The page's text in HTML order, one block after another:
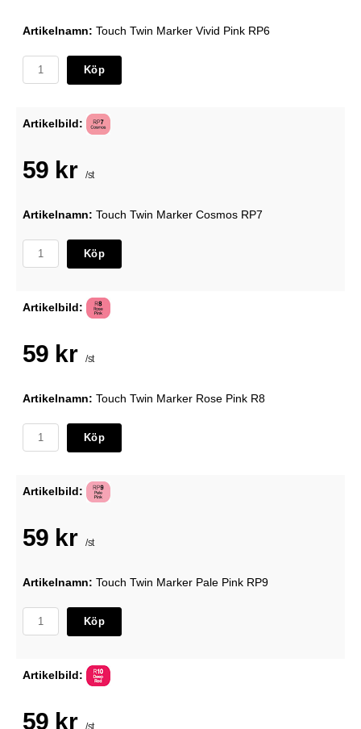
Artikelnamn: Touch Twin Marker Vivid Pink RP6
Köp
Artikelbild:
59 kr /st
Artikelnamn: Touch Twin Marker Cosmos RP7
Köp
Artikelbild:
59 kr /st
Artikelnamn: Touch Twin Marker Rose Pink R8
Köp
Artikelbild:
59 kr /st
Artikelnamn: Touch Twin Marker Pale Pink RP9
Köp
Artikelbild:
59 kr /st